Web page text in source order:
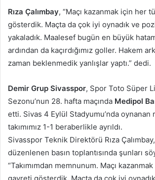
Rıza Çalımbay, “Maçı kazanmak için her
gösterdik. Maçta da çok iyi oynadık ve
yakaladık. Maalesef bugün en büyük
ardından da kaçırdığımız goller. Hakem
zaman beklenmedik yanlışlar yaptı.” dedi.
Demir Grup Sivasspor, Spor Toto Süper
Sezonu’nun 28. hafta maçında Medipol
etti. Sivas 4 Eylül Stadyumu’nda oynanan
takımımız 1-1 beraberlikle ayrıldı.
Sivasspor Teknik Direktörü Rıza
düzenlenen basın toplantısında şunları
“Takımımdan memnunum. Maçı